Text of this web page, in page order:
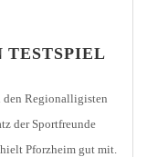
TESTSPIEL
den Regionalligisten
der Sportfreunde
Pforzheim gut mit.